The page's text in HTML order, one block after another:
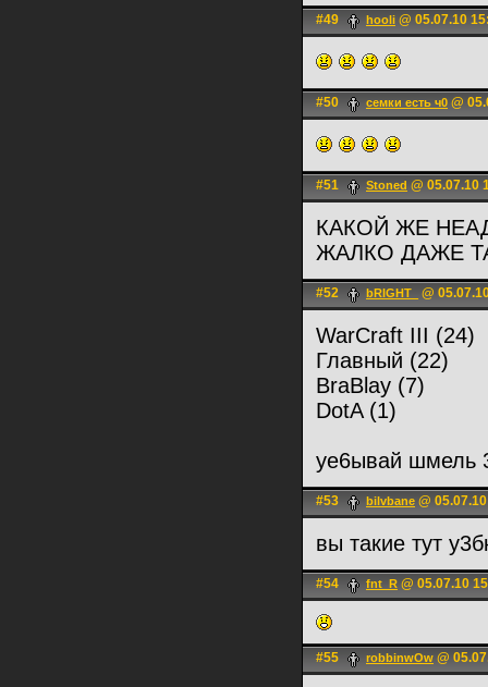
#49 hooli @ 05.07.10
#50 семки есть ч0 @
#51 Stoned @ 05.07.10
КАКОЙ ЖЕ
ЖАЛКО ДАЖЕ
#52 bRIGHT_ @
WarCraft III (24)
Главный (22)
BraBlay (7)
DotA (1)
уе6ывай шмель
#53 bilvbane @
вы такие тут
#54 fnt_R @ 05.07.10
#55 robbinwOw @